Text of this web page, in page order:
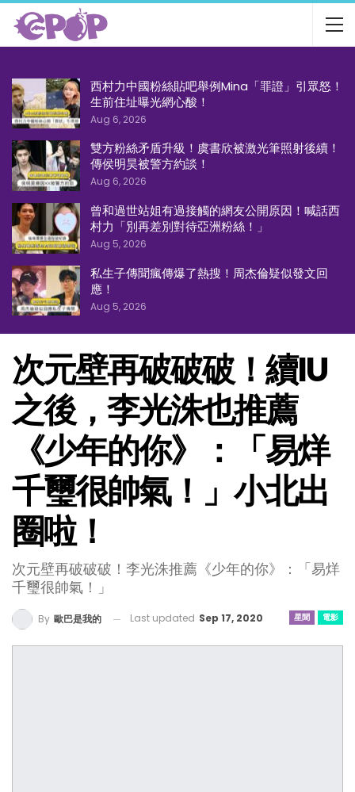
西村力中國粉絲貼吧舉例Mina「罪證」引眾怒！
生前住址曝光網心酸！
Aug 6, 2026
雙方粉絲矛盾升級！虞書欣被激光筆照射後續！
傳侯明昊被警方約談！
Aug 6, 2026
曾和過世站姐有過接觸的網友公開原因！喊話西
村力「別再差別對待亞洲粉絲！」
Aug 5, 2026
私生子傳聞瘋傳爆了熱搜！周杰倫疑似發文回
應！
Aug 5, 2026
次元壁再破破破！續IU
之後，李光洙也推薦
《少年的你》：「易烊
千璽很帥氣！」小北出
圈啦！
次元壁再破破破！李光洙推薦《少年的你》：「易烊
千璽很帥氣！」
星聞 電影
By 歐巴是我的 Last updated Sep 17, 2020